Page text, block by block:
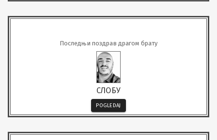
Последњи поздрав драгом брату
СЛОБУ
POGLEDAJ